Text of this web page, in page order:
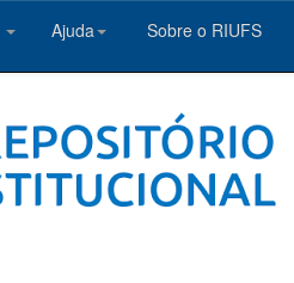
Ajuda Sobre o RIUFS